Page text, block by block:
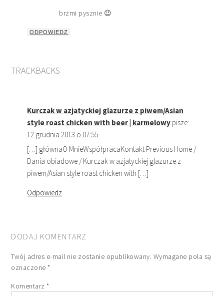
brzmi pysznie 😉
ODPOWIEDZ
TRACKBACKS
Kurczak w azjatyckiej glazurze z piwem/Asian
style roast chicken with beer | karmelowy pisze:
12 grudnia 2013 o 07:55
[…] głównaO MnieWspółpracaKontakt Previous Home /
Dania obiadowe / Kurczak w azjatyckiej glazurze z
piwem/Asian style roast chicken with […]
Odpowiedz
DODAJ KOMENTARZ
Twój adres e-mail nie zostanie opublikowany. Wymagane pola są
oznaczone*
Komentarz*